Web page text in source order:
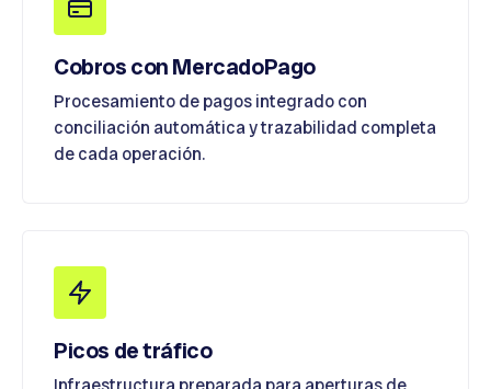
Cobros con MercadoPago
Procesamiento de pagos integrado con
conciliación automática y trazabilidad completa
de cada operación.
Picos de tráfico